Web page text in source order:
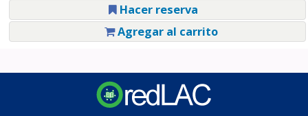
Hacer reserva
Agregar al carrito